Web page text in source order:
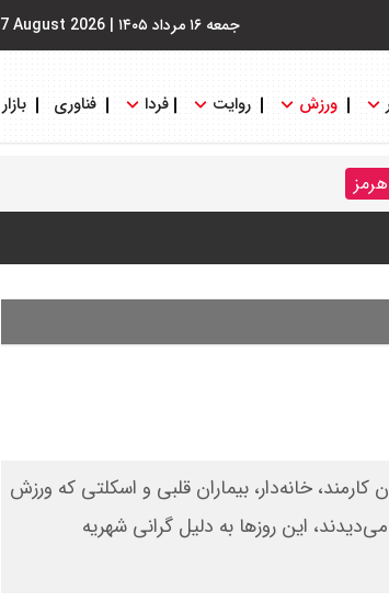
جمعه ۱۶ مرداد ۱۴۰۵ |
7 August 2026
ورزش روایت فردا فناوری بازار
خانه‌دار، بیماران قلبی و اسکلتی که ورزش
این روزها به دلیل گرانی شهریه